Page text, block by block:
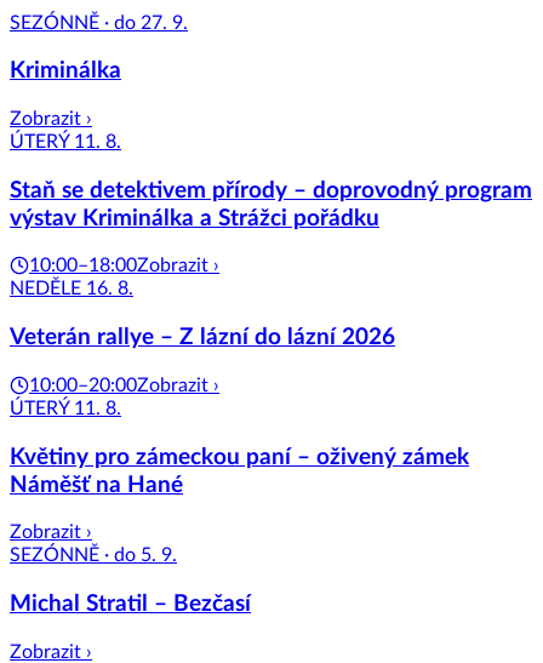
SEZÓNNĚ · do 27. 9.
Kriminálka
Zobrazit ›
ÚTERÝ 11. 8.
Staň se detektivem přírody – doprovodný program
výstav Kriminálka a Strážci pořádku
10:00–18:00Zobrazit ›
NEDĚLE 16. 8.
Veterán rallye – Z lázní do lázní 2026
10:00–20:00Zobrazit ›
ÚTERÝ 11. 8.
Květiny pro zámeckou paní – oživený zámek
Náměšť na Hané
Zobrazit ›
SEZÓNNĚ · do 5. 9.
Michal Stratil – Bezčasí
Zobrazit ›